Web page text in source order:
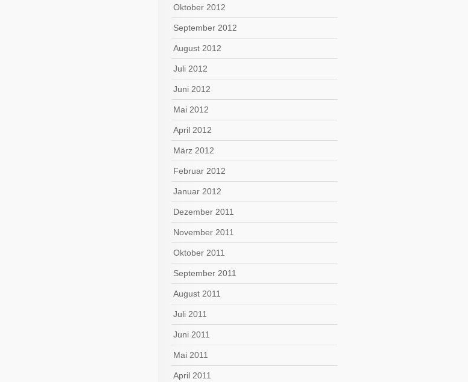
Oktober 2012
September 2012
August 2012
Juli 2012
Juni 2012
Mai 2012
April 2012
März 2012
Februar 2012
Januar 2012
Dezember 2011
November 2011
Oktober 2011
September 2011
August 2011
Juli 2011
Juni 2011
Mai 2011
April 2011